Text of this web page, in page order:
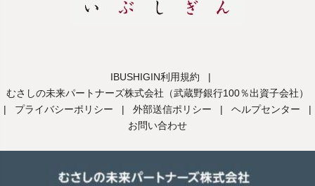
IBUSHIGIN利用規約
|
むさしの未来パートナーズ株式会社（武蔵野銀行100％出資子会社）
|
プライバシーポリシー | 外部送信ポリシー | ヘルプセンター
|
お問い合わせ